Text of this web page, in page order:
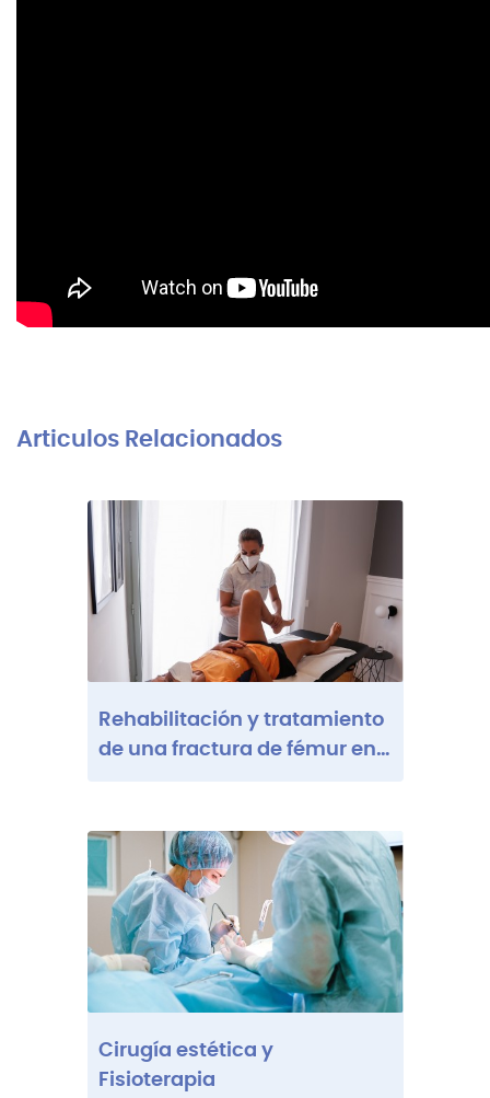
Articulos Relacionados
Rehabilitación y tratamiento
de una fractura de fémur en
Cirugía estética y
Fisioterapia